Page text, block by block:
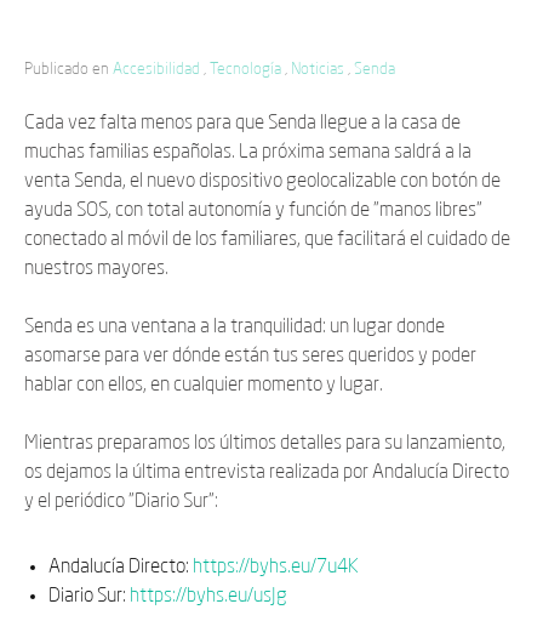
Publicado en Accesibilidad , Tecnología , Noticias , Senda
Cada vez falta menos para que Senda llegue a la casa de
muchas familias españolas. La próxima semana saldrá a la
venta Senda, el nuevo dispositivo geolocalizable con botón de
ayuda SOS, con total autonomía y función de "manos libres"
conectado al móvil de los familiares, que facilitará el cuidado de
nuestros mayores.
Senda es una ventana a la tranquilidad: un lugar donde
asomarse para ver dónde están tus seres queridos y poder
hablar con ellos, en cualquier momento y lugar.
Mientras preparamos los últimos detalles para su lanzamiento,
os dejamos la última entrevista realizada por Andalucía Directo
y el periódico "Diario Sur":
Andalucía Directo: https://byhs.eu/7u4K
Diario Sur: https://byhs.eu/usJg